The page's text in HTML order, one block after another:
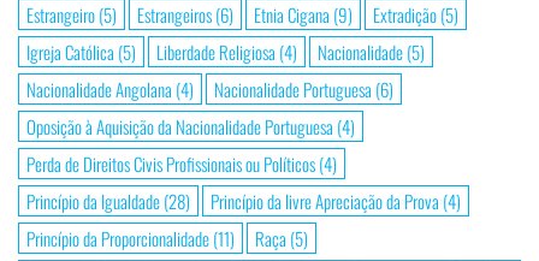
Estrangeiro(5) Estrangeiros(6) Etnia Cigana (9) Extradição(5)
Igreja Católica (5) Liberdade Religiosa (4) Nacionalidade(5)
Nacionalidade Angolana (4) Nacionalidade Portuguesa (6)
Oposição à Aquisição da Nacionalidade Portuguesa (4)
Perda de Direitos Civis Profissionais ou Políticos(4)
Princípio da Igualdade(28) Princípio da livre Apreciação da Prova (4)
Princípio da Proporcionalidade(11) Raça (5)